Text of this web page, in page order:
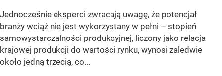
Jednocześnie eksperci zwracają uwagę, że potencjał
branży wciąż nie jest wykorzystany w pełni – stopień
samowystarczalności produkcyjnej, liczony jako relacja
krajowej produkcji do wartości rynku, wynosi zaledwie
około jedną trzecią, co...